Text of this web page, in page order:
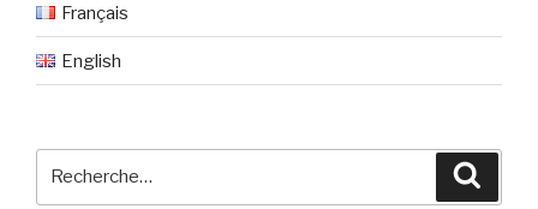
Français
English